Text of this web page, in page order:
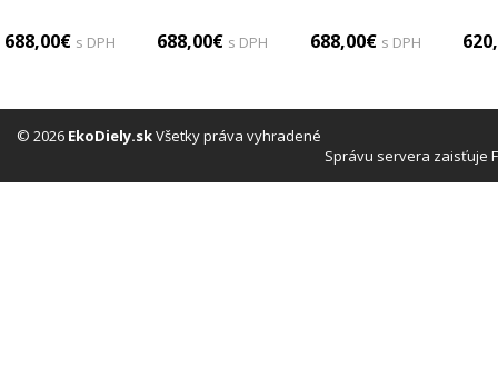
11/311/2
688,00€ s DPH
(kompletné))
688,00€ s DPH 688,00€ s DPH
© 2026 EkoDiely.skVšetky práva vyhradené
Správu servera zaisťuje